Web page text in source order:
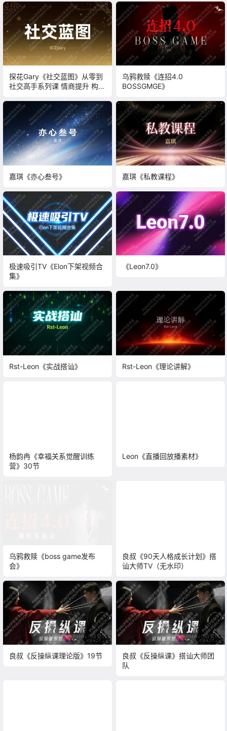
探花Gary《社交蓝图》从零到
社交高手系列课 情商提升 构建
乌鸦救赎《连招4.0
BOSSGMGE》
嘉琪《亦心叁号》 嘉琪《私教课程》
极速吸引TV《Elon下架视频合
集》
《Leon7.0》
Rst-Leon《实战搭讪》 Rst-Leon《理论讲解》
杨韵冉《幸福关系觉醒训练
营》30节
Leon《直播回放播素材》
乌鸦救赎《boss game发布
会》
良叔《90天人格成长计划》搭
讪大师TV（无水印）
良叔《反操纵课理论版》19节
良叔《反操纵课》搭讪大师团
队